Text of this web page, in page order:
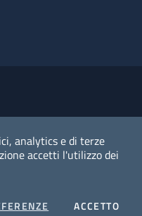
analytics e di terze
accetti l'utilizzo dei
COOKIESACCETTOI
personale